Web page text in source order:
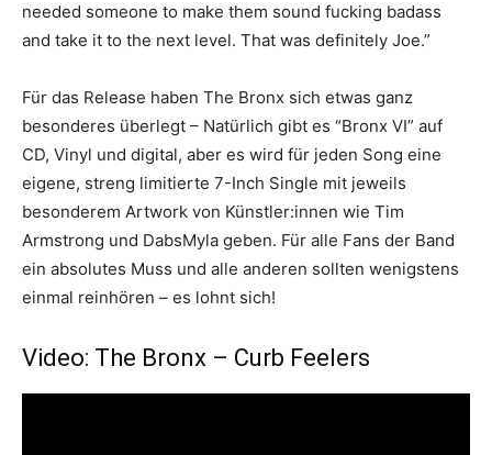
needed someone to make them sound fucking badass
and take it to the next level. That was definitely Joe.”
Für das Release haben The Bronx sich etwas ganz
besonderes überlegt – Natürlich gibt es “Bronx VI” auf
CD, Vinyl und digital, aber es wird für jeden Song eine
eigene, streng limitierte 7-Inch Single mit jeweils
besonderem Artwork von Künstler:innen wie Tim
Armstrong und DabsMyla geben. Für alle Fans der Band
ein absolutes Muss und alle anderen sollten wenigstens
einmal reinhören – es lohnt sich!
Video: The Bronx – Curb Feelers